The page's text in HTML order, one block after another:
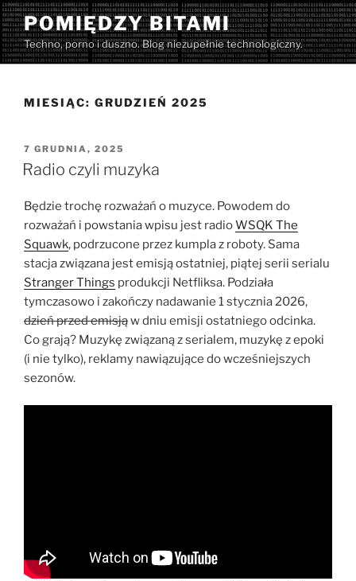
Przejdź
do
treści
POMIĘDZY BITAMI
Techno, porno i duszno. Blog niezupełnie technologiczny.
MIESIĄC: GRUDZIEŃ 2025
OPUBLIKOWANE
W
7 GRUDNIA, 2025
Radio czyli muzyka
Będzie trochę rozważań o muzyce. Powodem do
rozważań i powstania wpisu jest radioWSQK The
Squawk, podrzucone przez kumpla z roboty. Sama
stacja związana jest emisją ostatniej, piątej serii serialu
Stranger Things produkcji Netfliksa. Podziała
tymczasowo i zakończy nadawanie 1 stycznia 2026,
dzień przed emisjąw dniu emisji ostatniego odcinka.
Co grają? Muzykę związaną z serialem, muzykę z epoki
(i nie tylko), reklamy nawiązujące do wcześniejszych
sezonów.